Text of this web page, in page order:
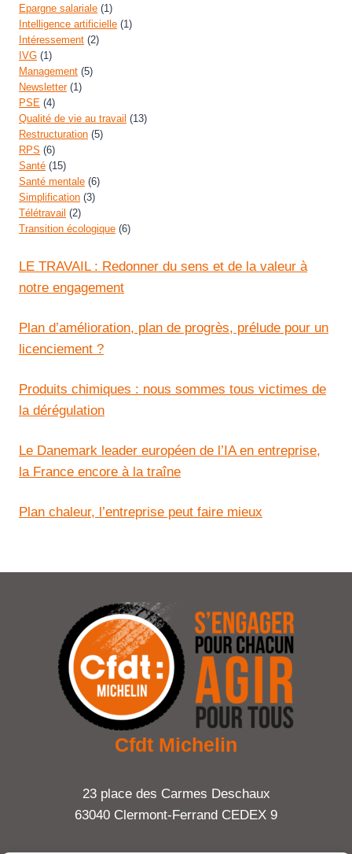
Epargne salariale (1)
Intelligence artificielle (1)
Intéressement (2)
IVG (1)
Management (5)
Newsletter(1)
PSE (4)
Qualité de vie au travail (13)
Restructuration (5)
RPS (6)
Santé (15)
Santé mentale (6)
Simplification (3)
Télétravail (2)
Transition écologique (6)
LE TRAVAIL : Redonner du sens et de la valeur à
notre engagement
Plan d’amélioration, plan de progrès, prélude pour un
licenciement ?
Produits chimiques : nous sommes tous victimes de
la dérégulation
Le Danemark leader européen de l’IA en entreprise,
la France encore à la traîne
Plan chaleur, l’entreprise peut faire mieux
Cfdt Michelin
23 place des Carmes Deschaux
63040 Clermont-Ferrand CEDEX 9